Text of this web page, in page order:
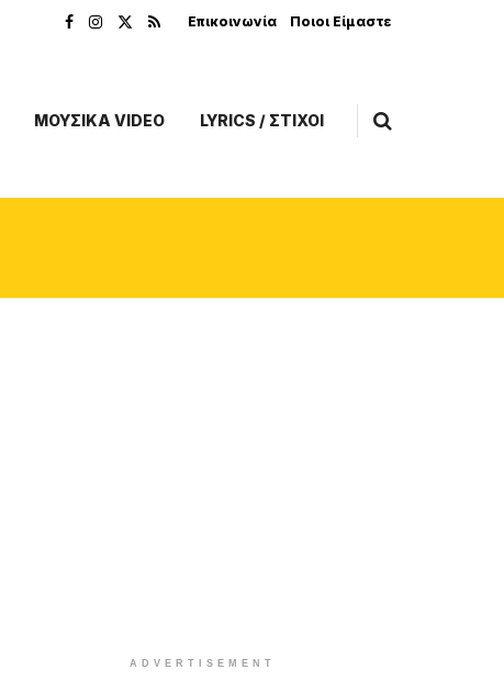
Επικοινωνία Ποιοι Είμαστε
ΜΟΥΣΙΚΑ VIDEO LYRICS / ΣΤΙΧΟΙ
ADVERTISEMENT